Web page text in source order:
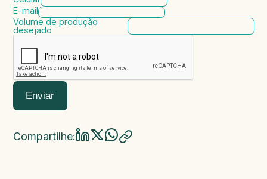
E-mail
Volume de produção
desejado
Enviar
Compartilhe: